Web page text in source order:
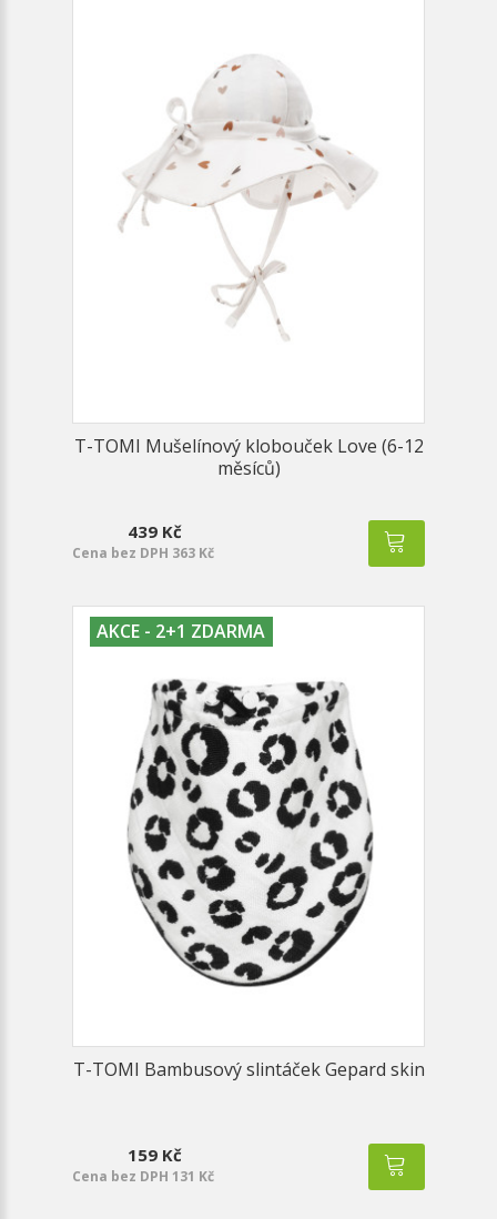
T-TOMI Mušelínový klobouček Love (6-12
měsíců)
439 Kč
Cena bez DPH 363 Kč
AKCE - 2+1 ZDARMA
T-TOMI Bambusový slintáček Gepard skin
159 Kč
Cena bez DPH 131 Kč